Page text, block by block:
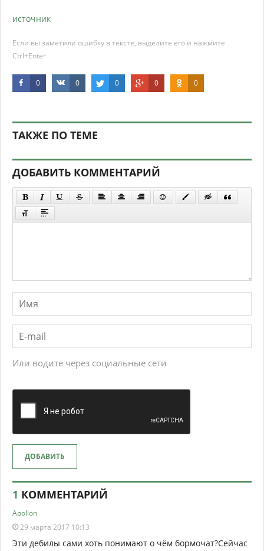
источник
Если вы заметили ошибку в тексте, выделите его и нажмите
Ctrl+Enter
0 0 0 0 0
ТАКЖЕ ПО ТЕМЕ
ДОБАВИТЬ КОММЕНТАРИЙ
Или водите через социальные сети
ДОБАВИТЬ
1 КОММЕНТАРИЙ
Apollon
29 марта 2017 10:13
Эти дебилы сами хоть понимают о чём бормочат?Сейчас